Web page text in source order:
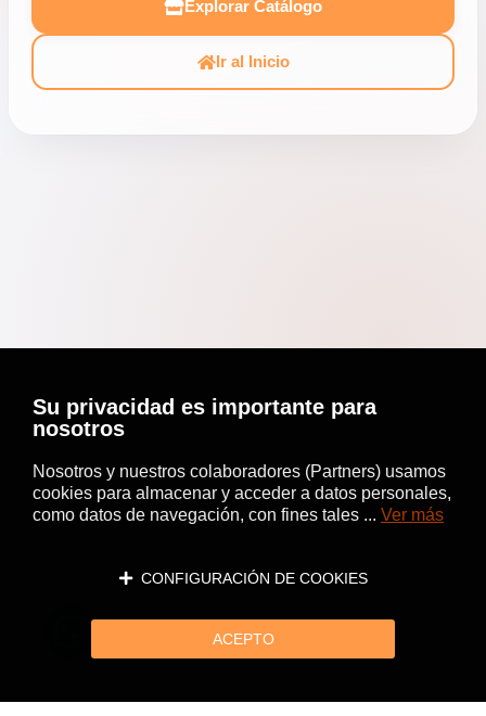
Explorar Catálogo
Ir al Inicio
Su privacidad es importante para
nosotros
Nosotros y nuestros colaboradores (Partners) usamos
cookies para almacenar y acceder a datos personales,
como datos de navegación, con fines tales ... Ver más
CONFIGURACIÓN DE COOKIES
ACEPTO